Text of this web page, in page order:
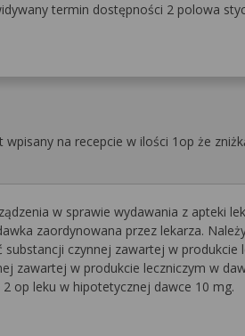
termin dostępności 2 polowa
na recepcie w ilości 1op że
w sprawie wydawania z apteki
zaordynowana przez lekarza.
czynnej zawartej w produkcie
zawartej w produkcie leczniczym w
op leku w hipotetycznej dawce 10 mg.